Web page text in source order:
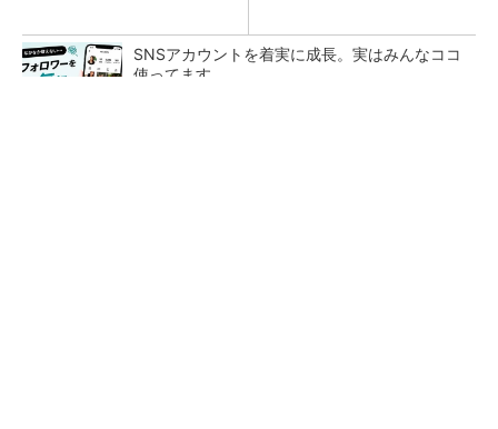
SNSアカウントを着実に成長。実はみんなココ
使ってます。